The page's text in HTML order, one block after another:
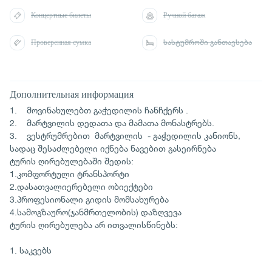
Дополнительная информация
1. მოვინახულებთ გაჭედილის ჩანჩქერს .
2. მარტვილის დედათა და მამათა მონასტრებს.
3. ვესტრუმრებით მარტვილის - გაჭედილის კანიონს,
სადაც შესაძლებელი იქნება ნავებით გასეირნება
ტურის ღირებულებაში შედის:
1.კომფორტული ტრანსპორტი
2.დასათვალიერებელი ობიექტები
3.პროფესიონალი გიდის მომსახურება
4.სამოგზაურო(ჯანმრთელობის) დაზღვევა
ტურის ღირებულება არ ითვალისწინებს:
1. საკვებს
Концертные билеты Ручной багаж
Проверенная сумка სასტუმროში განთავსება